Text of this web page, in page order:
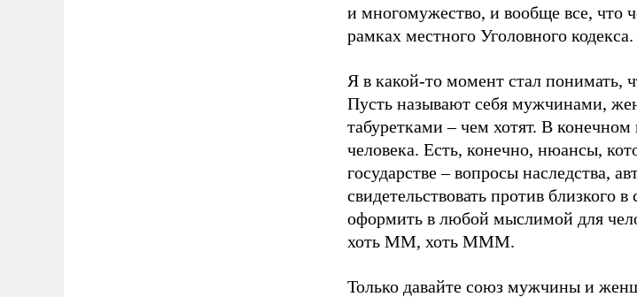
и многомужество, и вообще все, что
рамках местного Уголовного кодекса.
Я в какой-то момент стал понимать,
Пусть называют себя мужчинами,
табуретками – чем хотят. В
человека. Есть, конечно, нюансы,
государстве – вопросы наследства,
свидетельствовать против близкого
оформить в любой мыслимой для
хоть ММ, хоть МММ.
Только давайте союз мужчины и